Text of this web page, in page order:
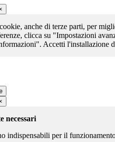
anche di terze parti, per
clicca su "Impostazioni
Accetti l'installazione
necessari
indispensabili per il